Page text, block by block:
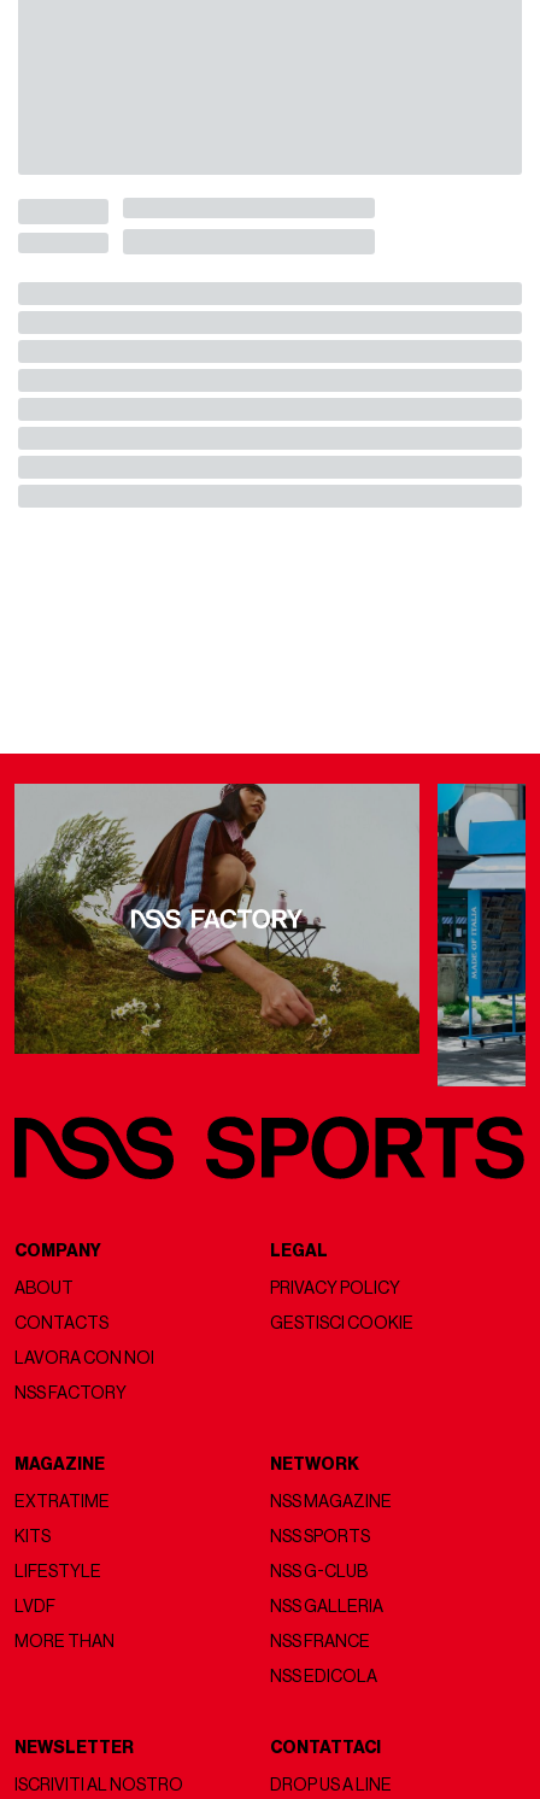
COMPANY
ABOUT
CONTACTS
LAVORA CON NOI
NSS FACTORY
LEGAL
PRIVACY POLICY
GESTISCI COOKIE
MAGAZINE
EXTRATIME
KITS
LIFESTYLE
LVDF
MORE THAN
NETWORK
NSS MAGAZINE
NSS SPORTS
NSS G-CLUB
NSS GALLERIA
NSS FRANCE
NSS EDICOLA
NEWSLETTER
ISCRIVITI AL NOSTRO
CONTATTACI
DROP US A LINE